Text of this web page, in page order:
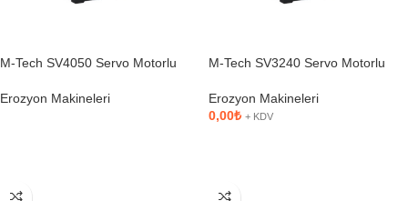
M-Tech SV4050 Servo Motorlu
Erozyon Makineleri
M-Tech SV3240 Servo Motorlu
Erozyon Makineleri
0,00₺ + KDV